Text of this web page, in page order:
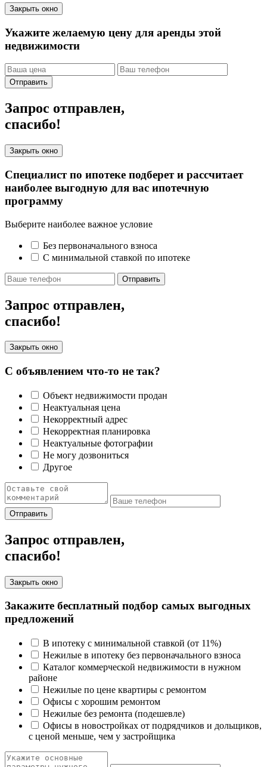
Закрыть окно
Укажите желаемую цену для аренды этой
недвижимости
Отправить
Запрос отправлен,
спасибо!
Закрыть окно
Специалист по ипотеке подберет и рассчитает
наиболее выгодную для вас ипотечную
программу
Выберите наиболее важное условие
Без первоначального взноса
С минимальной ставкой по ипотеке
Отправить
Запрос отправлен,
спасибо!
Закрыть окно
С объявлением что-то не так?
Объект недвижимости продан
Неактуальная цена
Некорректный адрес
Некорректная планировка
Неактуальные фотографии
Не могу дозвониться
Другое
Отправить
Запрос отправлен,
спасибо!
Закрыть окно
Закажите бесплатный подбор самых выгодных
предложений
В ипотеку с минимальной ставкой (от 11%)
Нежилые в ипотеку без первоначального взноса
Каталог коммерческой недвижимости в нужном
районе
Нежилые по цене квартиры с ремонтом
Офисы с хорошим ремонтом
Нежилые без ремонта (подешевле)
Офисы в новостройках от подрядчиков и дольщиков,
с ценой меньше, чем у застройщика